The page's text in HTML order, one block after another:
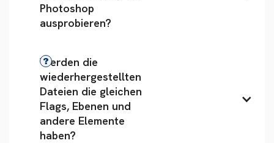
Photoshop
ausprobieren?
Werden die
wiederhergestellten
Dateien die gleichen
Flags, Ebenen und
andere Elemente
haben?